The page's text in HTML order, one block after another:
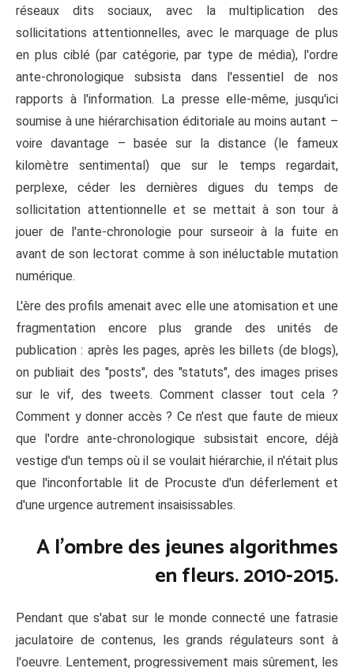
réseaux dits sociaux, avec la multiplication des
sollicitations attentionnelles, avec le marquage de plus
en plus ciblé (par catégorie, par type de média), l'ordre
ante-chronologique subsista dans l'essentiel de nos
rapports à l'information. La presse elle-même, jusqu'ici
soumise à une hiérarchisation éditoriale au moins autant –
voire davantage – basée sur la distance (le fameux
kilomètre sentimental) que sur le temps regardait,
perplexe, céder les dernières digues du temps de
sollicitation attentionnelle et se mettait à son tour à
jouer de l'ante-chronologie pour surseoir à la fuite en
avant de son lectorat comme à son inéluctable mutation
numérique.
L'ère des profils amenait avec elle une atomisation et une
fragmentation encore plus grande des unités de
publication : après les pages, après les billets (de blogs),
on publiait des "posts", des "statuts", des images prises
sur le vif, des tweets. Comment classer tout cela ?
Comment y donner accès ? Ce n'est que faute de mieux
que l'ordre ante-chronologique subsistait encore, déjà
vestige d'un temps où il se voulait hiérarchie, il n'était plus
que l'inconfortable lit de Procuste d'un déferlement et
d'une urgence autrement insaisissables.
A l'ombre des jeunes algorithmes
en fleurs. 2010-2015.
Pendant que s'abat sur le monde connecté une fatrasie
jaculatoire de contenus, les grands régulateurs sont à
l'oeuvre. Lentement, progressivement mais sûrement, les